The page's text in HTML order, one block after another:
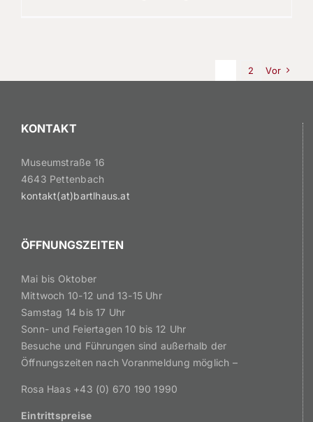
2 Vor
KONTAKT
Museumstraße 16
4643 Pettenbach
kontakt(at)bartlhaus.at
ÖFFNUNGSZEITEN
Mai bis Oktober
Mittwoch 10-12 und 13-15 Uhr
Samstag 14 bis 17 Uhr
Sonn- und Feiertagen 10 bis 12 Uhr
Besuche und Führungen sind außerhalb der
Öffnungszeiten nach Voranmeldung möglich –
Rosa Haas +43 (0) 670 190 1990
Eintrittspreise